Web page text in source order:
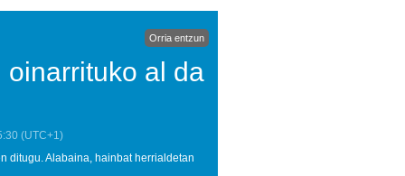
Orria entzun
oinarrituko al da
(UTC+1)
ditugu. Alabaina, hainbat herrialdetan